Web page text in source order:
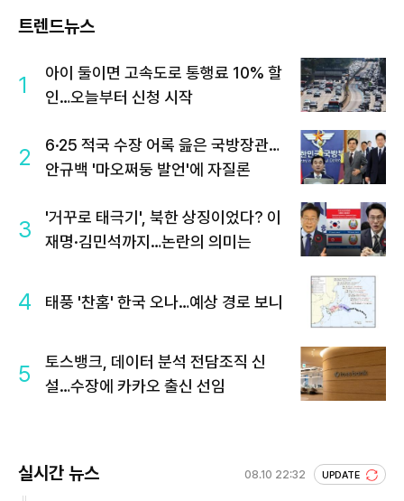
트렌드뉴스
1
아이 둘이면 고속도로 통행료 10% 할
인…오늘부터 신청 시작
2
6·25 적국 수장 어록 읊은 국방장관…
안규백 '마오쩌둥 발언'에 자질론
3
'거꾸로 태극기', 북한 상징이었다? 이
재명·김민석까지…논란의 의미는
4 태풍 '찬홈' 한국 오나…예상 경로 보니
5
토스뱅크, 데이터 분석 전담조직 신
설…수장에 카카오 출신 선임
실시간 뉴스 08.10 22:32 UPDATE